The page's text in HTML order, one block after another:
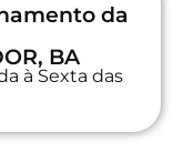
da
BA
à Sexta das